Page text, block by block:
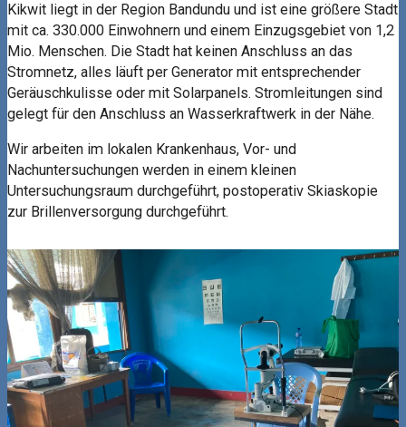
Kikwit liegt in der Region Bandundu und ist eine größere Stadt
mit ca. 330.000 Einwohnern und einem Einzugsgebiet von 1,2
Mio. Menschen. Die Stadt hat keinen Anschluss an das
Stromnetz, alles läuft per Generator mit entsprechender
Geräuschkulisse oder mit Solarpanels. Stromleitungen sind
gelegt für den Anschluss an Wasserkraftwerk in der Nähe.
Wir arbeiten im lokalen Krankenhaus, Vor- und
Nachuntersuchungen werden in einem kleinen
Untersuchungsraum durchgeführt, postoperativ Skiaskopie
zur Brillenversorgung durchgeführt.